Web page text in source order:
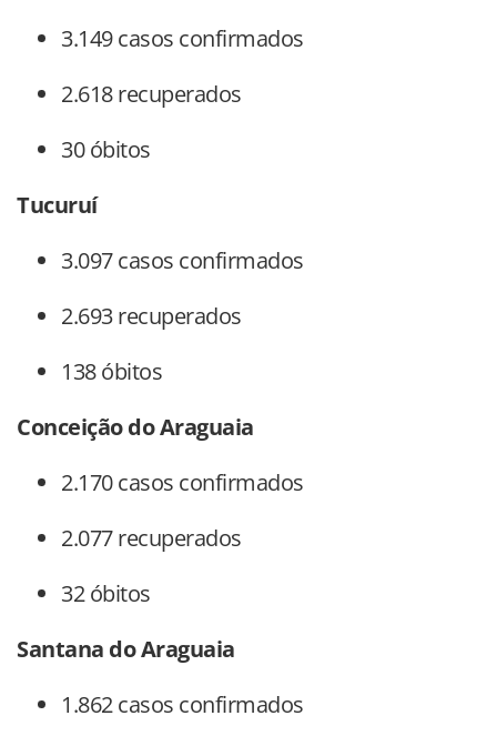
3.149 casos confirmados
2.618 recuperados
30 óbitos
Tucuruí
3.097 casos confirmados
2.693 recuperados
138 óbitos
Conceição do Araguaia
2.170 casos confirmados
2.077 recuperados
32 óbitos
Santana do Araguaia
1.862 casos confirmados